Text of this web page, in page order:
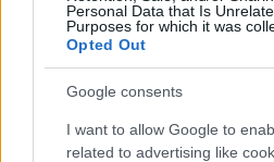
Personal Data that Is
Purposes for which it was
Opted Out
Google consents
I want to allow Google to
related to advertising like
Várkonyi Gábor Autóblog•2026. július 28.
Várkonyi Gábor
In den letzten fünf bis sechs
von Audi nicht die jüngste,
Premiumsegment anbieten